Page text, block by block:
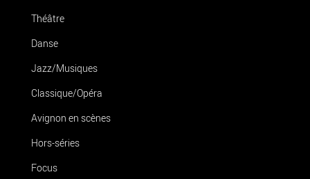
Théâtre
Danse
Jazz/Musiques
Classique/Opéra
Avignon en scènes
Hors-séries
Focus